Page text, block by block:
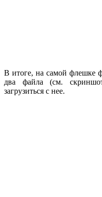
В итоге, на самой флешке
два файла (см.
загрузиться с нее.